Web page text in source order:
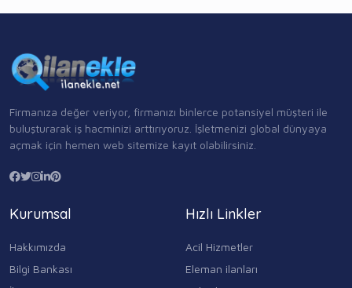
Firmanıza değer veriyor, firmanızı binlerce potansiyel müşteri ile
buluşturarak iş hacminizi arttırıyoruz. İşletmenizi global dünyaya
açmak için hemen web sitemize kayıt olabilirsiniz.
Kurumsal
Hakkımızda
Bilgi Bankası
Hızlı Linkler
Acil Hizmetler
Eleman ilanları